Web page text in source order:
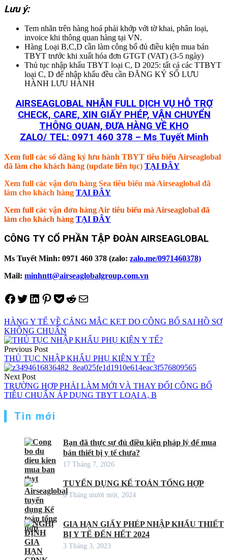
Lưu ý:
Tem nhãn trên hàng hoá phải khớp với tờ khai, phân loại,
invoice khi thông quan hàng tại VN.
Hàng Loại B,C,D cần làm công bố đủ điều kiện mua bán
TBYT trước khi xuất hóa đơn GTGT (VAT) (3-5 ngày)
Thủ tục nhập khẩu TBYT loại C, D 2025: tất cả các TTBYT
loại C, D để nhập khẩu đều cần ĐĂNG KÝ SỐ LƯU
HÀNH LƯU HÀNH
AIRSEAGLOBAL NHẬN FULL DỊCH VỤ HỖ TRỢ
CHECK, CARE, XIN GIẤY PHÉP, VẬN CHUYỂN
THÔNG QUAN, ĐƯA HÀNG VỀ KHO
ZALO/ TEL: 0971 460 378 – Ms Tuyết Minh
Xem full các số đăng ký lưu hành TBYT tiêu biểu Airseaglobal
đã làm cho khách hàng (update liên tục) TẠI ĐÂY
Xem full các vận đơn hàng Sea tiêu biểu mà Airseaglobal đã
làm cho khách hàng TẠI ĐÂY
Xem full các vận đơn hàng Air tiêu biểu mà Airseaglobal đã
làm cho khách hàng TẠI ĐÂY
CÔNG TY CỔ PHẦN TẬP ĐOÀN AIRSEAGLOBAL
Ms Tuyết Minh: 0971 460 378 (zalo: zalo.me/0971460378)
Mail: minhntt@airseaglobalgroup.com.vn
Share on Facebook
Tweet on Twitter
Share on LinkedIn
Pin on Pinterest
Save to pocket
Share on Reddit
Share via Email
HÀNG Y TẾ VỀ CẢNG MẮC KẸT DO CÔNG BỐ SAI HỒ SƠ
KHÔNG CHUẨN
Điều
hướng
bài
viết
Previous Post
THỦ TỤC NHẬP KHẨU PHỤ KIỆN Y TẾ?
Next Post
TRƯỜNG HỢP PHẢI LÀM MỚI VÀ THAY ĐỔI CÔNG BỐ
TIÊU CHUẨN ÁP DỤNG TBYT LOẠI A, B
Tin mới
Bạn đã thực sự đủ điều kiện pháp lý để mua
bán thiết bị y tế chưa?
17 Tháng 7, 2026
TUYỂN DỤNG KẾ TOÁN TỔNG HỢP
6 Tháng mười một, 2024
GIA HẠN GIẤY PHÉP NHẬP KHẨU THIẾT
BỊ Y TẾ ĐẾN HẾT 2024
3 Tháng 3, 2023